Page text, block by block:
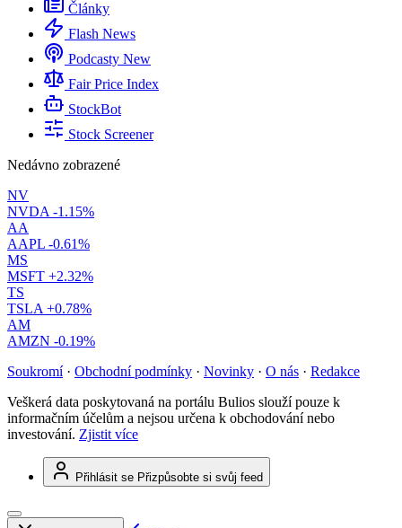
Články
Flash News
Podcasty New
Fair Price Index
StockBot
Stock Screener
Nedávno zobrazené
NV
NVDA -1.15%
AA
AAPL -0.61%
MS
MSFT +2.32%
TS
TSLA +0.78%
AM
AMZN -0.19%
Soukromí · Obchodní podmínky · Novinky · O nás · Redakce
Veškerá data poskytovaná na portálu Bulios slouží pouze k
informačním účelům a nejsou určena k obchodování nebo
investování. Zjistit více
Přihlásit se Přizpůsobte si svůj feed